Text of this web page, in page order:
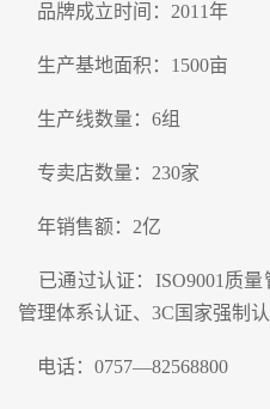
品牌成立时间：2011年
生产基地面积：1500亩
生产线数量：6组
专卖店数量：230家
年销售额：2亿
已通过认证：ISO9001质量
管理体系认证、3C国家强制认
电话：0757—82568800